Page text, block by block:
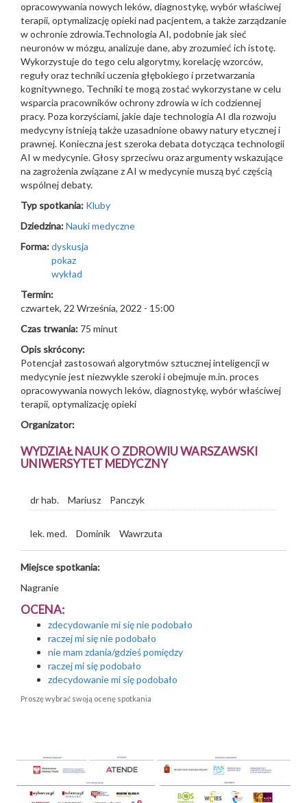
opracowywania nowych leków, diagnostykę, wybór właściwej
terapii, optymalizację opieki nad pacjentem, a także zarządzanie
w ochronie zdrowia.Technologia AI, podobnie jak sieć
neuronów w mózgu, analizuje dane, aby zrozumieć ich istotę.
Wykorzystuje do tego celu algorytmy, korelację wzorców,
reguły oraz techniki uczenia głębokiego i przetwarzania
kognitywnego. Techniki te mogą zostać wykorzystane w celu
wsparcia pracowników ochrony zdrowia w ich codziennej
pracy. Poza korzyściami, jakie daje technologia AI dla rozwoju
medycyny istnieją także uzasadnione obawy natury etycznej i
prawnej. Konieczna jest szeroka debata dotycząca technologii
AI w medycynie. Głosy sprzeciwu oraz argumenty wskazujące
na zagrożenia związane z AI w medycynie muszą być częścią
wspólnej debaty.
Typ spotkania: Kluby
Dziedzina:Nauki medyczne
Forma:dyskusja
pokaz
wykład
Termin:
czwartek, 22 Września, 2022 - 15:00
Czas trwania: 75 minut
Opis skrócony:
Potencjał zastosowań algorytmów sztucznej inteligencji w
medycynie jest niezwykle szeroki i obejmuje m.in. proces
opracowywania nowych leków, diagnostykę, wybór właściwej
terapii, optymalizację opieki
Organizator:
WYDZIAŁ NAUK O ZDROWIU WARSZAWSKI
UNIWERSYTET MEDYCZNY
dr hab. Mariusz Panczyk
lek. med. Dominik Wawrzuta
Miejsce spotkania:
Nagranie
OCENA:
zdecydowanie mi się nie podobało
raczej mi się nie podobało
nie mam zdania/gdzieś pomiędzy
raczej mi się podobało
zdecydowanie mi się podobało
Proszę wybrać swoją ocenę spotkania